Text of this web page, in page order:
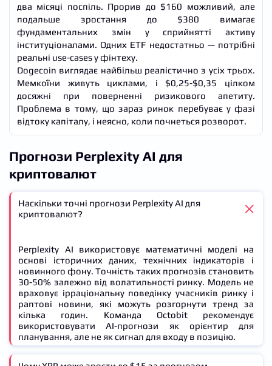
два місяці поспіль. Прорив до $160 можливий, але
подальше зростання до $380 вимагає
фундаментальних змін у сприйнятті активу
інституціоналами. Одних ETF недостатньо — потрібні
реальні use-cases у фінтеху.
Dogecoin виглядає найбільш реалістично з усіх трьох.
Мемкоїни живуть циклами, і $0,25-$0,35 цілком
досяжні при поверненні ризикового апетиту.
Проблема в тому, що зараз ринок перебуває у фазі
відтоку капіталу, і неясно, коли почнеться розворот.
Прогнози Perplexity AI для
криптовалют
Наскільки точні прогнози Perplexity AI для
криптовалют?
Perplexity AI використовує математичні моделі на
основі історичних даних, технічних індикаторів і
новинного фону. Точність таких прогнозів становить
30-50% залежно від волатильності ринку. Модель не
враховує ірраціональну поведінку учасників ринку і
раптові новини, які можуть розгорнути тренд за
кілька годин. Команда Octobit рекомендує
використовувати AI-прогнози як орієнтир для
планування, але не як сигнал для входу в позицію.